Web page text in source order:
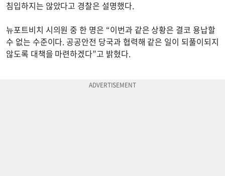
침입하지는 않았다고 경찰은 설명했다.
뉴포트비치 시의원 중 한 명은 “이번과 같은 상황은 결코 용납할
수 없는 수준이다. 공공안전 당국과 협력해 같은 일이 되풀이되지
않도록 대책을 마련하겠다”고 밝혔다.